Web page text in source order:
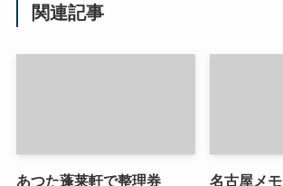
関連記事
あつた蓬莱軒で整理券 名古屋メモ